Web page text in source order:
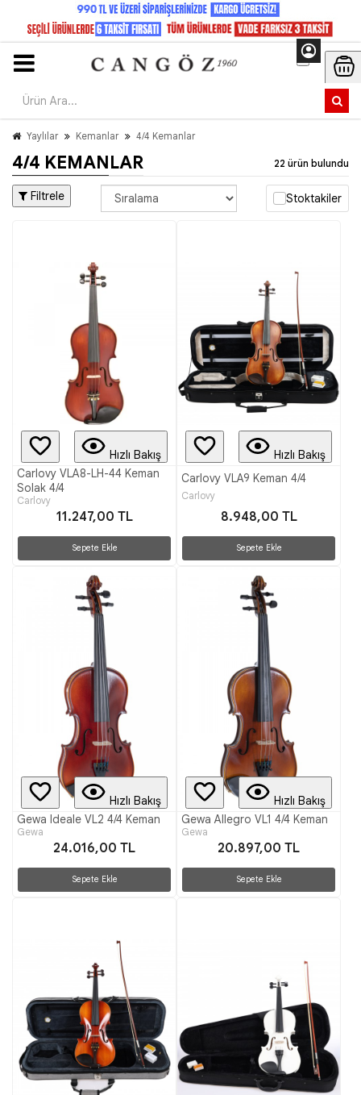
Yaylılar Kemanlar 4/4 Kemanlar
4/4 KEMANLAR 22 ürün bulundu
Filtrele Stoktakiler
Hızlı Bakış
Carlovy VLA8-LH-44 Keman
Solak 4/4
Carlovy
11.247,00 TL
Sepete Ekle
Hızlı Bakış
Carlovy VLA9 Keman 4/4
Carlovy
8.948,00 TL
Sepete Ekle
Hızlı Bakış
Gewa Ideale VL2 4/4 Keman
Gewa
24.016,00 TL
Sepete Ekle
Hızlı Bakış
Gewa Allegro VL1 4/4 Keman
Gewa
20.897,00 TL
Sepete Ekle